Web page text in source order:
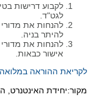
לקבוע דרישות
לגט"ד.
להנחות את
להיתר בניה.
להנחות את
אישור כבאות.
לקריאת ההוראה במלואה
מקור:יחידת האינטנרט,